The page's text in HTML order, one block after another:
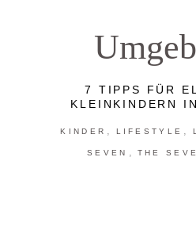
7 TIPPS FÜR
KLEINKINDERN
KINDER LIFESTYLE
SEVEN THE